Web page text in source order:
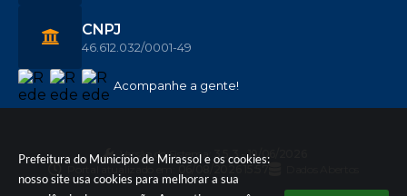
Prefeitura do Município de Mirassol e os cookies:
nosso site usa cookies para melhorar a sua
Acompanhe a gente!
CNPJ
46.612.032/0001-49
Versão do Sistema: 3.5.3 - 19/06/2026
Portal atualizado em: